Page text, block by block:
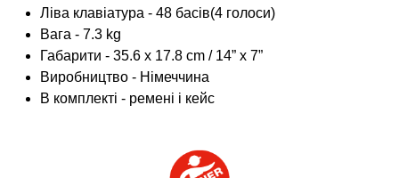
Ліва клавіатура - 48 басів(4 голоси)
Вага - 7.3 kg
Габарити - 35.6 x 17.8 cm / 14” x 7”
Виробництво - Німеччина
В комплекті - ремені і кейс